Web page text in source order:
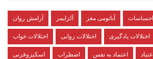
آرامش روان آلزایمر آناتومی مغز احساسات
اختلالات خواب اختلالات روانی اختلالات یادگیری
اسکیزوفرنی اضطراب اعتماد به نفس اعتیاد